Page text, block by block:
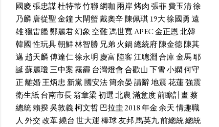
國慶張忠謀杜特蒂竹聯網咖 兩岸烤肉張菲費玉清徐
乃麟唐從聖金鐘大閘蟹戴奧辛陳佩琪 19大徐國勇 遠
雄獵雷艦鄭麗君幻象 空難馮世寬APEC金正恩北韓
韓國性玩具朝鮮林智勝 兄弟 火鍋總統府陳金德陳其
邁 趙天麟傅達仁徐永明 慶富 陸客江聰淵合庫金馬耶
誕蘇麗瓊三中案霧霾 台灣燈會合歡山下雪小嫻何守
正離婚王炳忠 新黨國安法簡余晏請辭地震花蓮強震
衛生紙台南市長翁章梁初選北農滿意度前瞻計畫蔡
總統賴揆吳敦義柯文哲巴拉圭2018年金余天情趣職
人 外交改革繞台 世大運棒球友邦馬英九前總統總統